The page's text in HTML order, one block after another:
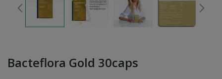
Bacteflora Gold 30caps